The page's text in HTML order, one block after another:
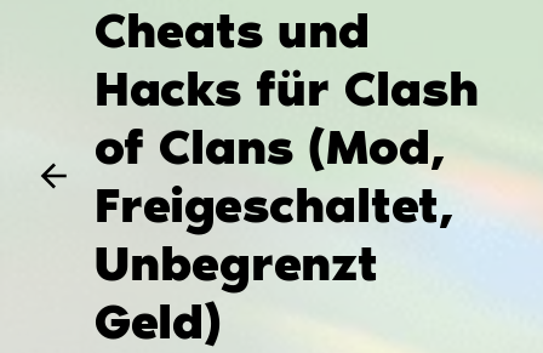
Cheats und
Hacks für Clash
of Clans (Mod,
Freigeschaltet,
Unbegrenzt
Geld)